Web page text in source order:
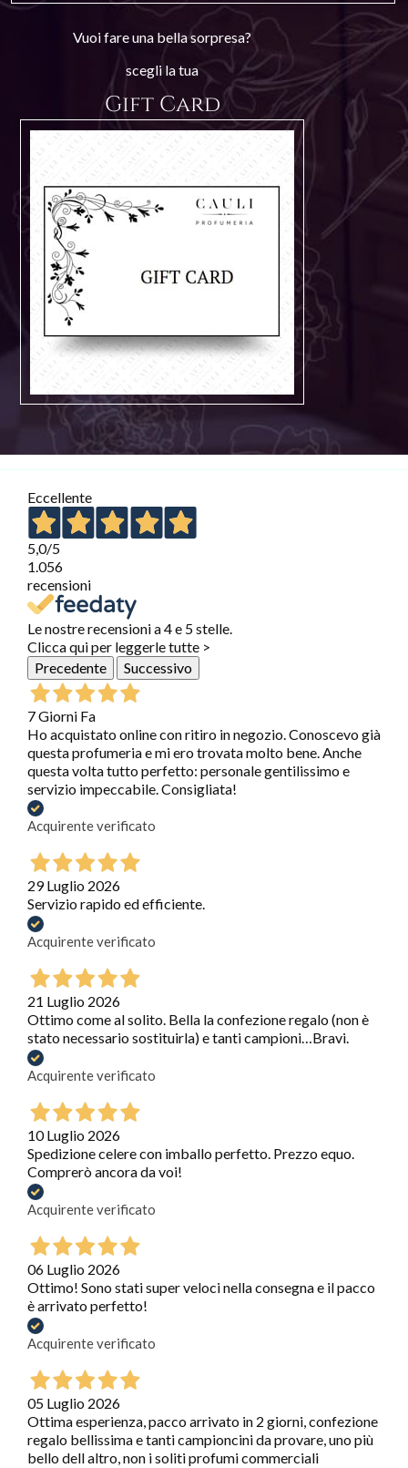
Vuoi fare una bella sorpresa?
scegli la tua
Gift Card
Eccellente
5,0/5
1.056
recensioni
Le nostre recensioni a 4 e 5 stelle.
Clicca qui per leggerle tutte >
Precedente
Successivo
7 Giorni Fa
Ho acquistato online con ritiro in negozio. Conoscevo già
questa profumeria e mi ero trovata molto bene. Anche
questa volta tutto perfetto: personale gentilissimo e
servizio impeccabile. Consigliata!
Acquirente verificato
29 Luglio 2026
Servizio rapido ed efficiente.
Acquirente verificato
21 Luglio 2026
Ottimo come al solito. Bella la confezione regalo (non è
stato necessario sostituirla) e tanti campioni…Bravi.
Acquirente verificato
10 Luglio 2026
Spedizione celere con imballo perfetto. Prezzo equo.
Comprerò ancora da voi!
Acquirente verificato
06 Luglio 2026
Ottimo! Sono stati super veloci nella consegna e il pacco
è arrivato perfetto!
Acquirente verificato
05 Luglio 2026
Ottima esperienza, pacco arrivato in 2 giorni, confezione
regalo bellissima e tanti campioncini da provare, uno più
bello dell altro, non i soliti profumi commerciali